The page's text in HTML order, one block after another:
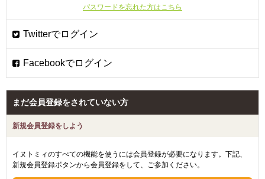
パスワードを忘れた方はこちら
まだ会員登録をされていない方
新規会員登録をしよう
イヌトミィのすべての機能を使うには会員登録が必要になります。下記、
新規会員登録ボタンから会員登録をして、ご参加ください。